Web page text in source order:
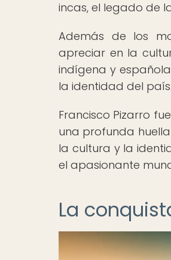
incas, el legado de
Además de los
apreciar en la
indígena y
la identidad del país.
Francisco Pizarro
una profunda
la cultura y la
el apasionante
La